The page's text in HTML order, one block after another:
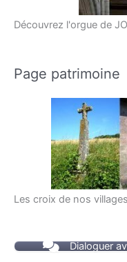
Découvrez l'orgue de
Page patrimoine
Les croix de nos
Dialoguer